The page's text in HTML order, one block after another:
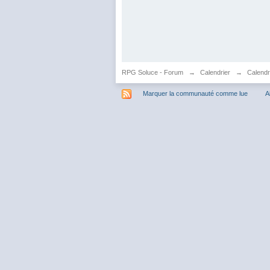
RPG Soluce - Forum → Calendrier →
Marquer la communauté comme lue